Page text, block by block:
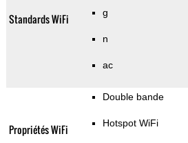
Standards WiFi g
n
ac
Propriétés WiFi
Double bande
Hotspot WiFi